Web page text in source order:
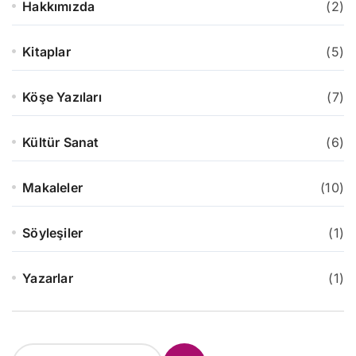
Hakkımızda (2)
Kitaplar (5)
Köşe Yazıları (7)
Kültür Sanat (6)
Makaleler (10)
Söyleşiler (1)
Yazarlar (1)